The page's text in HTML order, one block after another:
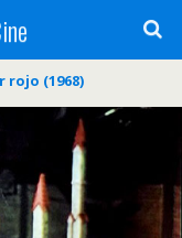
rojo (1968)